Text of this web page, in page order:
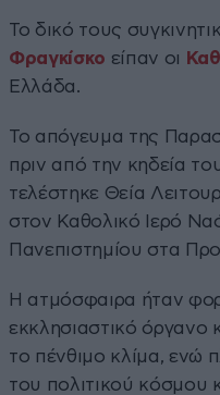
Το δικό τους
Φραγκίσκο είπαν οι
Ελλάδα.
Το απόγευμα της
πριν από την κηδεία
τελέστηκε Θεία
στον Καθολικό Ιερό
Πανεπιστημίου στα
Η ατμόσφαιρα ήταν
εκκλησιαστικό όργανο
το πένθιμο κλίμα, ενώ
του πολιτικού κόσμου